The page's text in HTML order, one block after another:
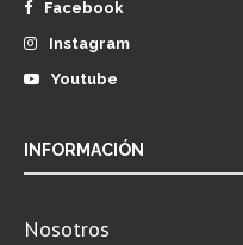
Facebook
Instagram
Youtube
INFORMACIÓN
Nosotros